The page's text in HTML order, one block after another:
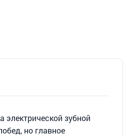
электрической зубной
но главное